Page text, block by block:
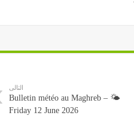
التالى
🌤️ Bulletin météo au Maghreb –
Friday 12 June 2026